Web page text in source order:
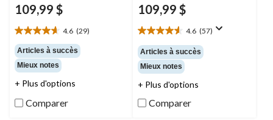
109,99 $
4.6 (29)
4.6
étoile(s)
sur
5.
29
Articles à succès
Mieux notes
+ Plus d'options
Comparer
109,99 $
4.6 (57)
4.6
étoile(s)
sur
5.
57
Articles à succès
Mieux notes
+ Plus d'options
Comparer